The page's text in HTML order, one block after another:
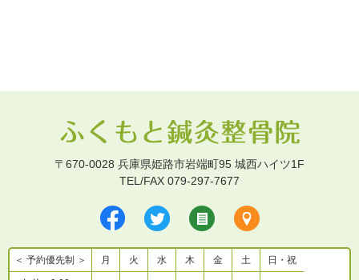
〒670-0028 兵庫県姫路市岩端町95 城西ハイツ1F
TEL/FAX 079-297-7677
＜ 予約優先制 ＞ 月 火 水 木 金 土 日・祝